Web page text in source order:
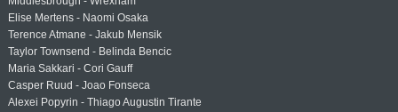
Elise Mertens - Naomi Osaka
Terence Atmane - Jakub Mensik
Taylor Townsend - Belinda Bencic
Maria Sakkari - Cori Gauff
Casper Ruud - Joao Fonseca
Alexei Popyrin - Thiago Augustin Tirante